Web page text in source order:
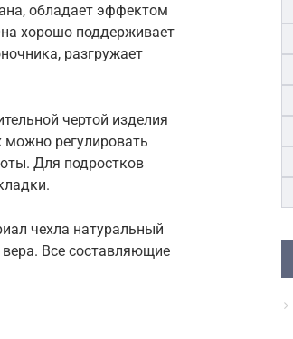
обладает эффектом
хорошо поддерживает
разгружает
чертой изделия
регулировать
Для подростков
чехла натуральный
Все составляющие